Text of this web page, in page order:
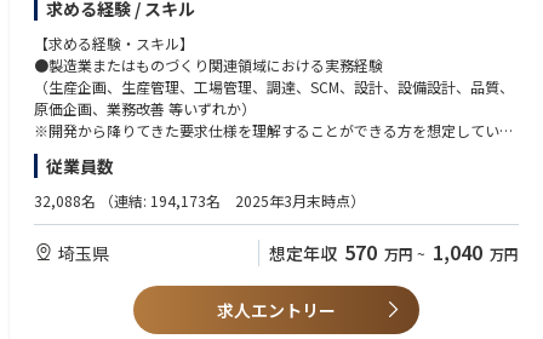
善、自動化イニシアチブ、およびデジタルツールの導入を支援する。
て、調達、計画、およびオペレーションのステークホルダーに対し、ガイ
ダンスと専門知識を提供する。
パワープロダクツ事業では、既存ICE製品の競争力強化に加え、電動・マ
リンの拡大や新機種案件の増加に伴い、生産企画に求められる役割が高度
化しており、事業と"ものづくり"をつなぎ、グローバル視点で最適な生産
体制を構想する機能強化が求められています。
【業務内容】
ます。
①新機種における生産成立性の企画・構築
└生産拠点、内製/外注の方針、コスト/投資条件の整理および生産体制(ど
②既存製品における生産課題の整理・改善
③グローバル生産体制の検討・拠点連携
└開発・調達・生産拠点等と連携した全体最適の検討および方針策定
求める経験 / スキル
【求める経験・スキル】
●製造業またはものづくり関連領域における実務経験
（生産企画、生産管理、工場管理、調達、SCM、設計、設備設計、品質、
原価企画、業務改善 等いずれか）
※開発から降りてきた要求仕様を理解することができる方を想定していま
す
●関係部門と連携し業務を推進した経験
します】
・新機種立上げ、量産準備、または商品企画初期段階に関わる業務経験
・海外拠点または海外取引先との業務経験
・コスト分析、原価企画、または投資検討に関する経験
・英語でのコミュニケーション力
従業員数
32,088名 （連結: 194,173名 2025年3月末時点）
埼玉県 想定年収 570 万円 ~ 1,040 万円
求人エントリー